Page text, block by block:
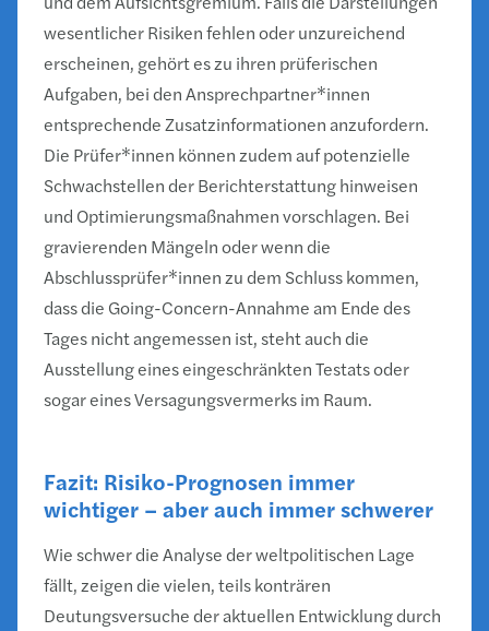
wesentlicher Risiken fehlen oder unzureichend
erscheinen, gehört es zu ihren prüferischen
Aufgaben, bei den Ansprechpartner*innen
entsprechende Zusatzinformationen anzufordern.
Die Prüfer*innen können zudem auf potenzielle
Schwachstellen der Berichterstattung hinweisen
und Optimierungsmaßnahmen vorschlagen. Bei
gravierenden Mängeln oder wenn die
Abschlussprüfer*innen zu dem Schluss kommen,
dass die Going-Concern-Annahme am Ende des
Tages nicht angemessen ist, steht auch die
Ausstellung eines eingeschränkten Testats oder
sogar eines Versagungsvermerks im Raum.
Fazit: Risiko-Prognosen immer
wichtiger – aber auch immer schwerer
Wie schwer die Analyse der weltpolitischen Lage
fällt, zeigen die vielen, teils konträren
Deutungsversuche der aktuellen Entwicklung durch